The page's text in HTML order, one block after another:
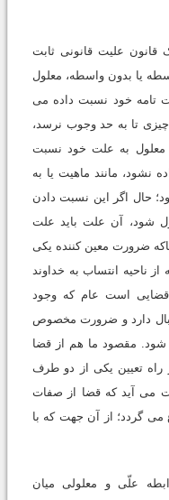
علیت قانونى ثابت
یا بدون واسطه، معلول
تامه خود نسبت داده مى
تا به حد وجوب نرسد،
معلول به علت خود نسبت
نشود، مانند ماهیت یا به
حال اگر این نسبت دادن
شود، آن علت باید علت
ضرورت معین کننده یکى
ناحیه انتساب به خداوند
است عام که وجود
دارد و ضرورت مخصوص
مقصود ما هم از قضا
راه تعیین یکى از دو طرف
مى آید که قضا از صفات
مى گردد؛ از آن جهت که با
علّى و معلولى میان